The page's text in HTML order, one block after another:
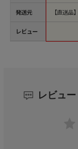
発送元
レビュー
【直送品
レビュー